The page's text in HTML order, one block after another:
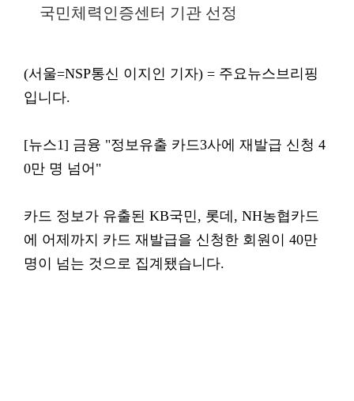
국민체력인증센터 기관 선정
(서울=NSP통신 이지인 기자) = 주요뉴스브리핑
입니다.
[뉴스1] 금융 "정보유출 카드3사에 재발급 신청 4
0만 명 넘어"
카드 정보가 유출된 KB국민, 롯데, NH농협카드
에 어제까지 카드 재발급을 신청한 회원이 40만
명이 넘는 것으로 집계됐습니다.